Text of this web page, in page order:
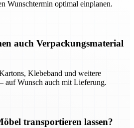
Wunschtermin optimal einplanen.
auch Verpackungsmaterial
Klebeband und weitere
auf Wunsch auch mit Lieferung.
transportieren lassen?